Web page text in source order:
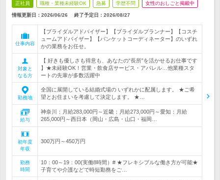
正社員 職種・業種未経験OK 急募 学歴不問 女性のおしごと掲載中
情報更新日：2026/06/26 終了予定日： 2026/08/27
仕事内容
【ブライダルアドバイザー】【ブライダルプランナー】【コスチ
ュームアドバイザー】【バンケットコーディネーター】のいずれ
かの業務をお任せ。
対象と
なる方
【 好きも優しさも得意も、あなたの“長所”を活かせるお仕事です
】★未経験OK！営業・飲食店サービス・アパレル…他業種スタ
ートの先輩が多数活躍中
勤務地
全国に展開している結婚式場の いずれかに配属します。 ★ご希
望とお住まいを考慮して決定します。 ★…
給与
神奈川：月給283,000円～近畿：月給273,000円～愛知：月給
265,000円～西日本（岡山・広島・山口・福岡…
初年度
年収
300万円～450万円
勤務
時間
10：00～19：00(実働8時間）# ★フレキシブルな働き方が可能★
子育てや介護などで時短勤務をご…